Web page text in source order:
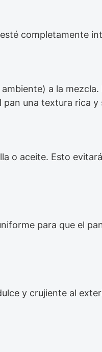
completamente
a la
una textura rica y
o aceite. Esto
para que el
y crujiente al